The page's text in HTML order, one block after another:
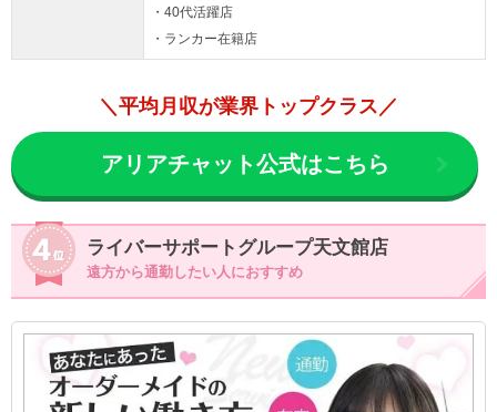
・40代活躍店
・ランカー在籍店
＼平均月収が業界トップクラス／
アリアチャット公式はこちら
ライバーサポートグループ天文館店
遠方から通勤したい人におすすめ